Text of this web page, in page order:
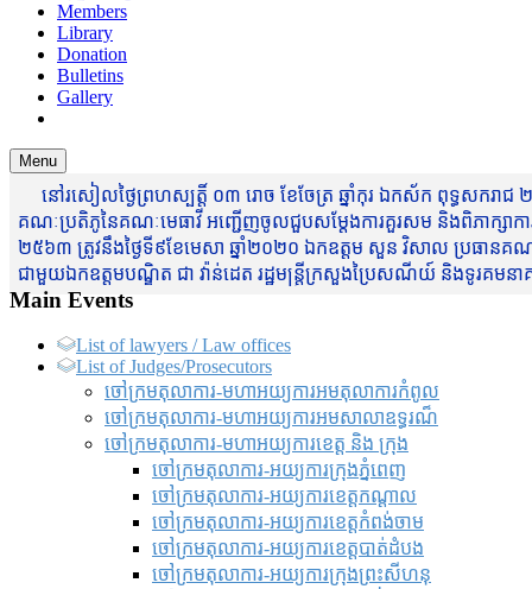
Members
Library
Donation
Bulletins
Gallery
Menu
នៅរសៀលថ្ងៃព្រហស្បត្តិ៍ ០៣ រោច ខែចែត្រ ឆ្នាំកុរ ឯកស័ក ពុទ្ធសករាជ
គណៈប្រតិភូនៃគណៈមេធាវី អញ្ជើញចូលជួបសម្តែងការគួរសម និងពិភាក្សាកា
២៥៦៣ ត្រូវនឹងថ្ងៃទី៩ខែមេសា ឆ្នាំ២០២០ ឯកឧត្តម សួន វិសាល ប្រធានគណ
ជាមួយឯកឧត្តមបណ្ឌិត ជា វ៉ាន់ដេត រដ្ឋមន្រ្តីក្រសួងប្រៃសណីយ៍ និងទូរគ
Main Events
List of lawyers / Law offices
List of Judges/Prosecutors
ចៅក្រមតុលាការ-មហាអយ្យការអមតុលាការកំពូល
ចៅក្រមតុលាការ-មហាអយ្យការអមសាលាឧទ្ធរណ៏
ចៅក្រមតុលាការ-មហាអយ្យការខេត្ត និង ក្រុង
ចៅក្រមតុលាការ-អយ្យការក្រុងភ្នំពេញ
ចៅក្រមតុលាការ-អយ្យការខេត្តកណ្តាល
ចៅក្រមតុលាការ-អយ្យការខេត្តកំពង់ចាម
ចៅក្រមតុលាការ-អយ្យការខេត្តបាត់ដំបង
ចៅក្រមតុលាការ-អយ្យការ​ក្រុងព្រះសីហនុ